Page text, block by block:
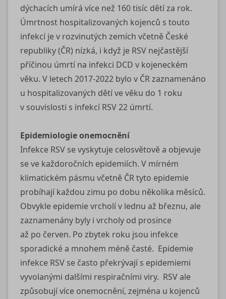
dýchacích umírá více než 160 tisíc dětí za rok.
Úmrtnost hospitalizovaných kojenců s touto
infekcí je v rozvinutých zemích včetně České
republiky (ČR) nízká, i když je RSV nejčastější
příčinou úmrtí na infekci DCD v kojeneckém
věku. V letech 2017‑2022 bylo v ČR zaznamenáno
u hospitalizovaných dětí ve věku do 1 roku
v souvislosti s infekcí RSV 22 úmrtí.
Epidemiologie onemocnění
Infekce RSV se vyskytuje celosvětově a objevuje
se ve každoročních epidemiích. V mírném
klimatickém pásmu včetně ČR tyto epidemie
probíhají každou zimu po dobu několika měsíců.
Obvykle epidemie vrcholí v lednu až březnu, ale
zaznamenány byly i vrcholy od prosince
až po červen. Po zbytek roku jsou infekce
sporadické a mnohem méně časté. Epidemie
infekce RSV se často překrývají s epidemiemi
vyvolanými dalšími respiračními viry. RSV ale
způsobují více onemocnění, zejména u kojenců